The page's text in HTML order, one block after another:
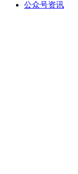
公众号资讯